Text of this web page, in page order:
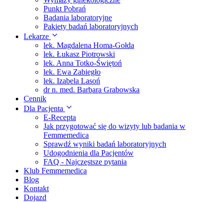
Punkt Pobrań
Badania laboratoryjne
Pakiety badań laboratoryjnych
Lekarze
lek. Magdalena Homa-Gołda
lek. Łukasz Piotrowski
lek. Anna Totko-Świętoń
lek. Ewa Zabiegło
lek. Izabela Lasoń
dr n. med. Barbara Grabowska
Cennik
Dla Pacjenta
E-Recepta
Jak przygotować się do wizyty lub badania w
Femmemedica
Sprawdź wyniki badań laboratoryjnych
Udogodnienia dla Pacjentów
FAQ - Najczęstsze pytania
Klub Femmemedica
Blog
Kontakt
Dojazd